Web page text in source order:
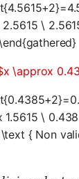
\
\approx
\
\text { Non